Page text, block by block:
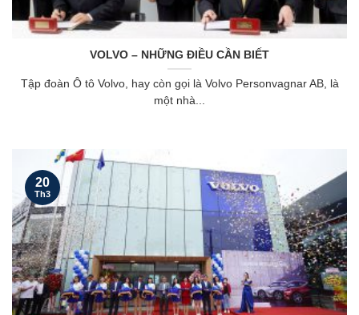
VOLVO – NHỮNG ĐIỀU CẦN BIẾT
Tập đoàn Ô tô Volvo, hay còn gọi là Volvo Personvagnar AB, là
một nhà...
20
Th3